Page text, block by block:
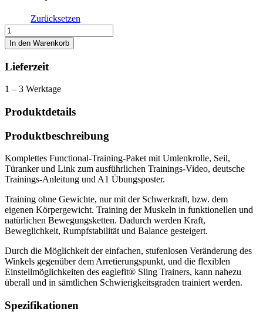
Zurücksetzen
eaglefit®
Sling
Trainer
Base
Menge
In den Warenkorb
Lieferzeit
1 – 3 Werktage
Produktdetails
Produktbeschreibung
Komplettes Functional-Training-Paket mit Umlenkrolle, Seil,
Türanker und Link zum ausführlichen Trainings-Video, deutsche
Trainings-Anleitung und A1 Übungsposter.
Training ohne Gewichte, nur mit der Schwerkraft, bzw. dem
eigenen Körpergewicht. Training der Muskeln in funktionellen und
natürlichen Bewegungsketten. Dadurch werden Kraft,
Beweglichkeit, Rumpfstabilität und Balance gesteigert.
Durch die Möglichkeit der einfachen, stufenlosen Veränderung des
Winkels gegenüber dem Arretierungspunkt, und die flexiblen
Einstellmöglichkeiten des eaglefit® Sling Trainers, kann nahezu
überall und in sämtlichen Schwierigkeitsgraden trainiert werden.
Spezifikationen